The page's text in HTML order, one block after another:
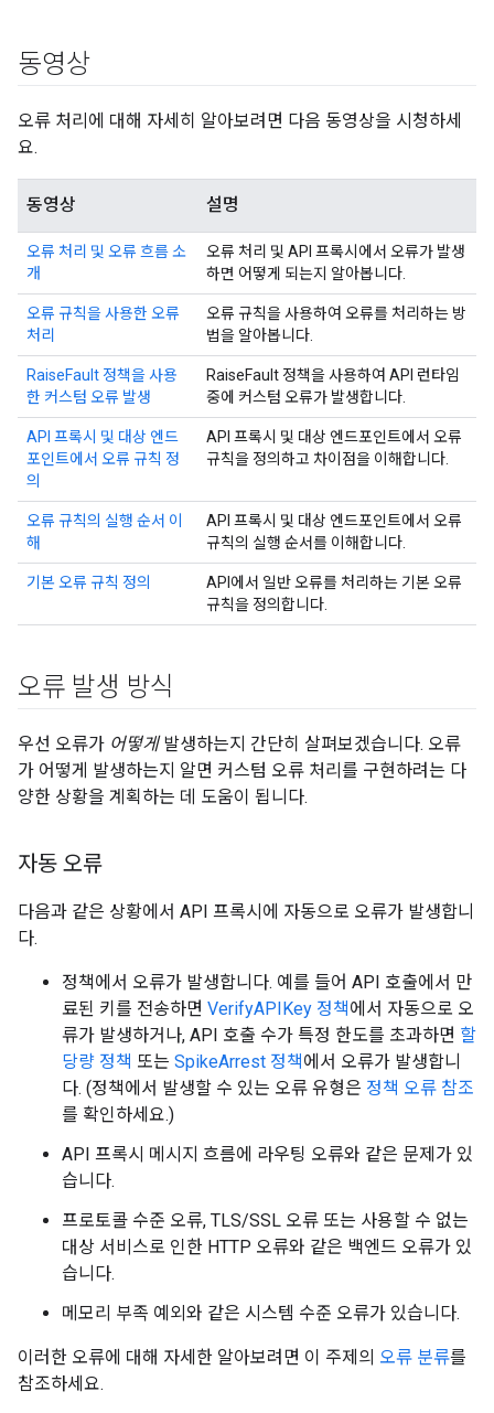
동영상
오류 처리에 대해 자세히 알아보려면 다음 동영상을 시청하세
요.
동영상 설명
오류 처리 및 오류 흐름 소
개
오류 처리 및 API 프록시에서 오류가 발생
하면 어떻게 되는지 알아봅니다.
오류 규칙을 사용한 오류
처리
오류 규칙을 사용하여 오류를 처리하는 방
법을 알아봅니다.
RaiseFault 정책을 사용
한 커스텀 오류 발생
RaiseFault 정책을 사용하여 API 런타임
중에 커스텀 오류가 발생합니다.
API 프록시 및 대상 엔드
포인트에서 오류 규칙 정
의
API 프록시 및 대상 엔드포인트에서 오류
규칙을 정의하고 차이점을 이해합니다.
오류 규칙의 실행 순서 이
해
API 프록시 및 대상 엔드포인트에서 오류
규칙의 실행 순서를 이해합니다.
기본 오류 규칙 정의
API에서 일반 오류를 처리하는 기본 오류
규칙을 정의합니다.
오류 발생 방식
우선 오류가 어떻게발생하는지 간단히 살펴보겠습니다. 오류
가 어떻게 발생하는지 알면 커스텀 오류 처리를 구현하려는 다
양한 상황을 계획하는 데 도움이 됩니다.
자동 오류
다음과 같은 상황에서 API 프록시에 자동으로 오류가 발생합니
다.
정책에서 오류가 발생합니다. 예를 들어 API 호출에서 만
료된 키를 전송하면 VerifyAPIKey 정책 에서 자동으로 오
류가 발생하거나, API 호출 수가 특정 한도를 초과하면 할
당량 정책 또는 SpikeArrest 정책 에서 오류가 발생합니
다. (정책에서 발생할 수 있는 오류 유형은 정책 오류 참조
를 확인하세요.)
API 프록시 메시지 흐름에 라우팅 오류와 같은 문제가 있
습니다.
프로토콜 수준 오류, TLS/SSL 오류 또는 사용할 수 없는
대상 서비스로 인한 HTTP 오류와 같은 백엔드 오류가 있
습니다.
메모리 부족 예외와 같은 시스템 수준 오류가 있습니다.
이러한 오류에 대해 자세한 알아보려면 이 주제의 오류 분류를
참조하세요.